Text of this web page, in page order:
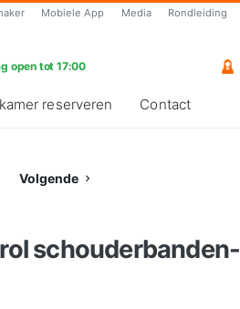
Mobiele App Media Rondleiding
open tot 17:00
reserveren Contact
Volgende
schouderbanden-